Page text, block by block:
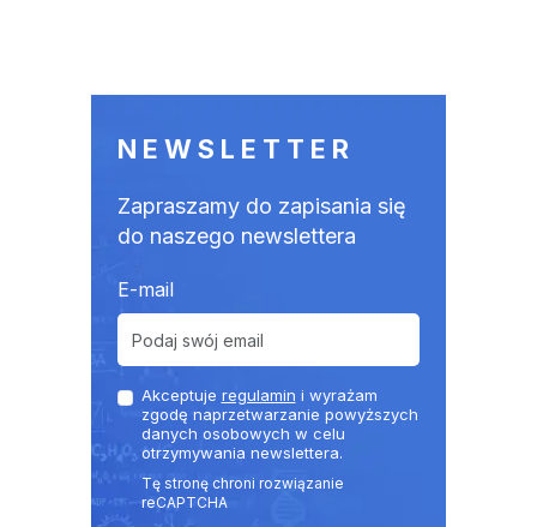
NEWSLETTER
Zapraszamy do zapisania się
do naszego newslettera
E-mail
Akceptuje regulamin i wyrażam
zgodę naprzetwarzanie powyższych
danych osobowych w celu
otrzymywania newslettera.